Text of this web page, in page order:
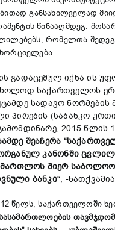
განსახილველად
წინააღმდეგ.
რომელთა
გადაცემულ იქნა ის
საქართველოს
სადავო ნორმების
(საბანკო
2015 წლის
შეაჩერა “
კანონში
მიერ საბოლოო
ბანკი“, -
წელს, საქართველოში